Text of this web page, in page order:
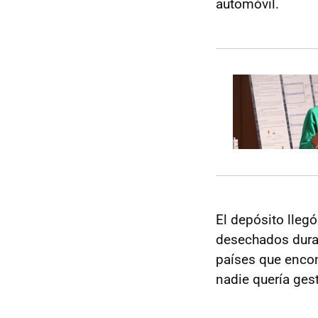
automóvil.
El depósito
desechados
países que
nadie quería